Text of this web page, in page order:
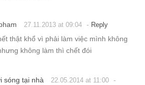
27.11.2013 at 09:04 - Reply
thật khổ vì phải làm việc mình không
không làm thì chết đói
sóng tại nhà 22.05.2014 at 11:00 -